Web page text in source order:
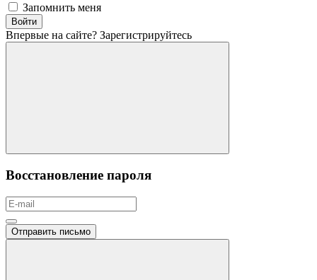
Запомнить меня
Войти
Впервые на сайте? Зарегистрируйтесь
Восстановление пароля
Отправить письмо